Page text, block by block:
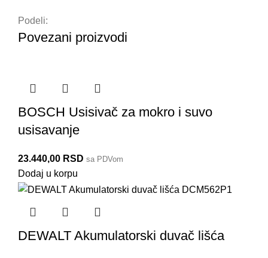
Podeli:
Povezani proizvodi
BOSCH Usisivač za mokro i suvo
usisavanje
23.440,00 RSD sa PDVom
Dodaj u korpu
DEWALT Akumulatorski duvač lišća